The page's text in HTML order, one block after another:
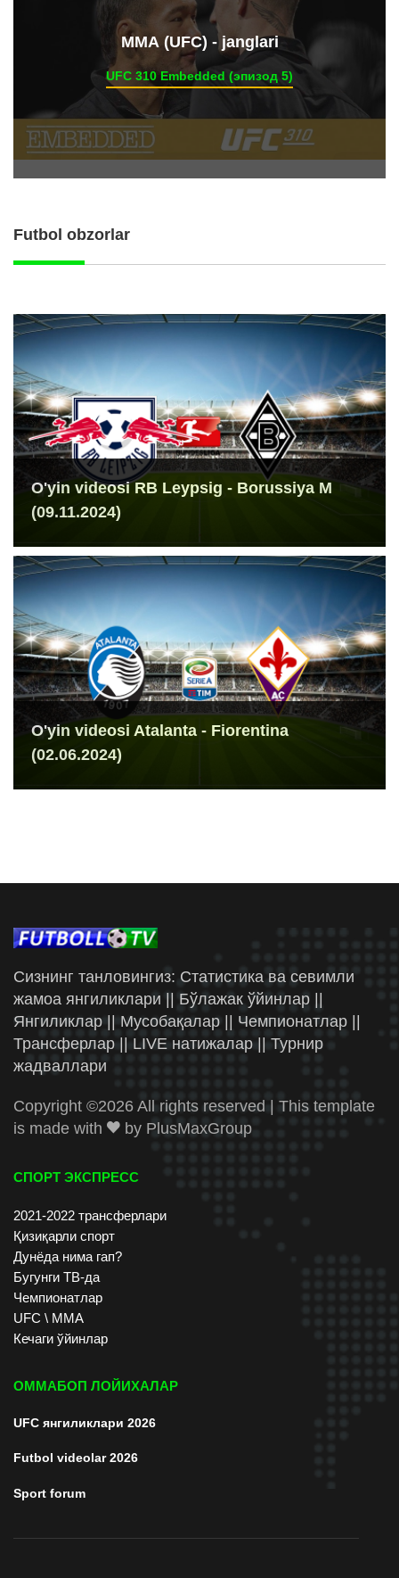
ММА (UFC) - janglari
UFC 310 Embedded (эпизод 5)
Futbol obzorlar
O'yin videosi RB Leypsig - Borussiya M
(09.11.2024)
O'yin videosi Atalanta - Fiorentina
(02.06.2024)
Сизнинг танловингиз: Статистика ва севимли
жамоа янгиликлари || Бўлажак ўйинлар ||
Янгиликлар || Мусобақалар || Чемпионатлар ||
Трансферлар || LIVE натижалар || Турнир
жадваллари
Copyright ©2026 All rights reserved | This template
is made with
by PlusMaxGroup
СПОРТ ЭКСПРЕСС
2021-2022 трансферлари
Қизиқарли спорт
Дунёда нима гап?
Бугунги ТВ-да
Чемпионатлар
UFC \ ММА
Кечаги ўйинлар
ОММАБОП ЛОЙИХАЛАР
UFC янгиликлари 2026
Futbol videolar 2026
Sport forum